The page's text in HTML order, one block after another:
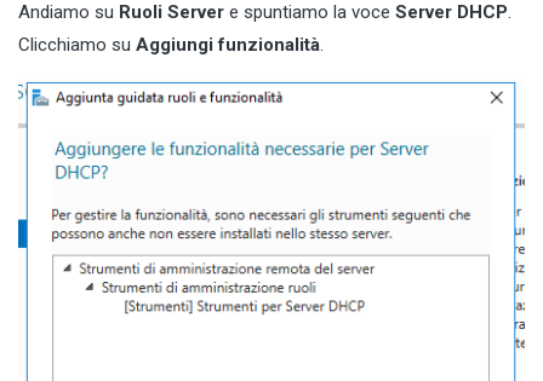
Andiamo su Ruoli Server e spuntiamo la voce Server DHCP.
Clicchiamo su Aggiungi funzionalità.